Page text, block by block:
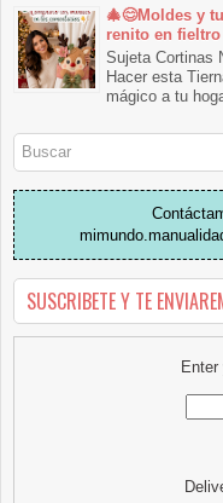
🎄😊Moldes y
renito en fieltro
Sujeta Cortinas
Hacer esta
mágico a tu
SUSCRIBETE Y TE